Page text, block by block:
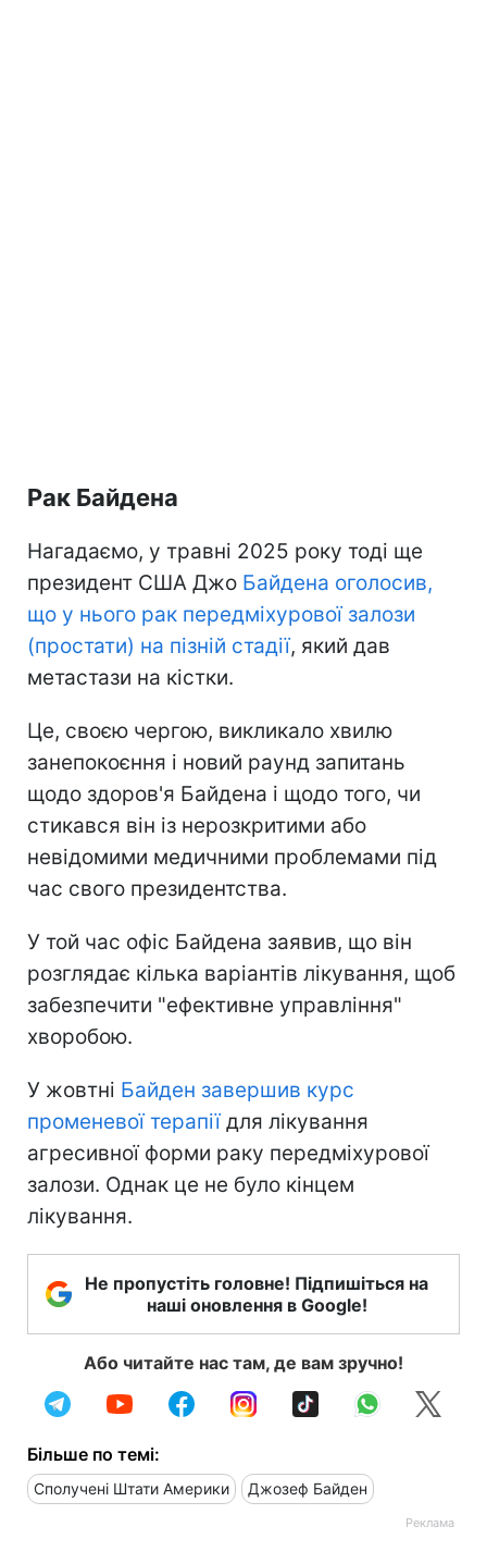
Рак Байдена
Нагадаємо, у травні 2025 року тоді ще
президент США Джо Байдена оголосив,
що у нього рак передміхурової залози
(простати) на пізній стадії, який дав
метастази на кістки.
Це, своєю чергою, викликало хвилю
занепокоєння і новий раунд запитань
щодо здоров'я Байдена і щодо того, чи
стикався він із нерозкритими або
невідомими медичними проблемами під
час свого президентства.
У той час офіс Байдена заявив, що він
розглядає кілька варіантів лікування, щоб
забезпечити "ефективне управління"
хворобою.
У жовтні Байден завершив курс
променевої терапіїдля лікування
агресивної форми раку передміхурової
залози. Однак це не було кінцем
лікування.
Не пропустіть головне! Підпишіться на
наші оновлення в Google!
Або читайте нас там, де вам зручно!
Більше по темі:
Сполучені Штати Америки Джозеф Байден